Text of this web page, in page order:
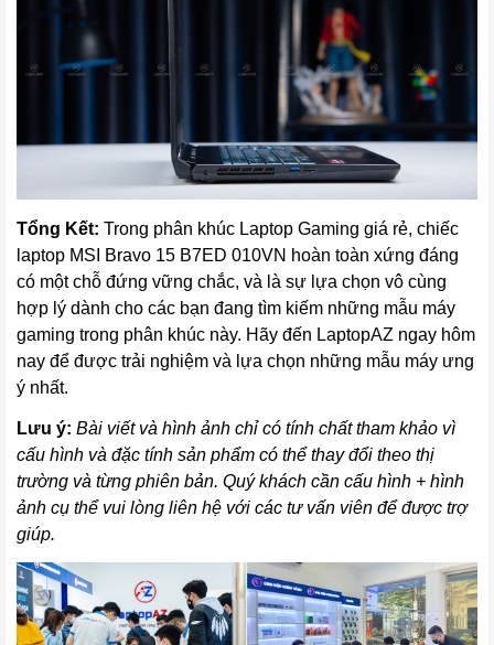
Tổng Kết: Trong phân khúc Laptop Gaming giá rẻ, chiếc
laptop MSI Bravo 15 B7ED 010VN hoàn toàn xứng đáng
có một chỗ đứng vững chắc, và là sự lựa chọn vô cùng
hợp lý dành cho các bạn đang tìm kiếm những mẫu máy
gaming trong phân khúc này. Hãy đến LaptopAZ ngay hôm
nay để được trải nghiệm và lựa chọn những mẫu máy ưng
ý nhất.
Lưu ý: Bài viết và hình ảnh chỉ có tính chất tham khảo vì
cấu hình và đặc tính sản phẩm có thể thay đổi theo thị
trường và từng phiên bản. Quý khách cần cấu hình + hình
ảnh cụ thể vui lòng liên hệ với các tư vấn viên để được trợ
giúp.